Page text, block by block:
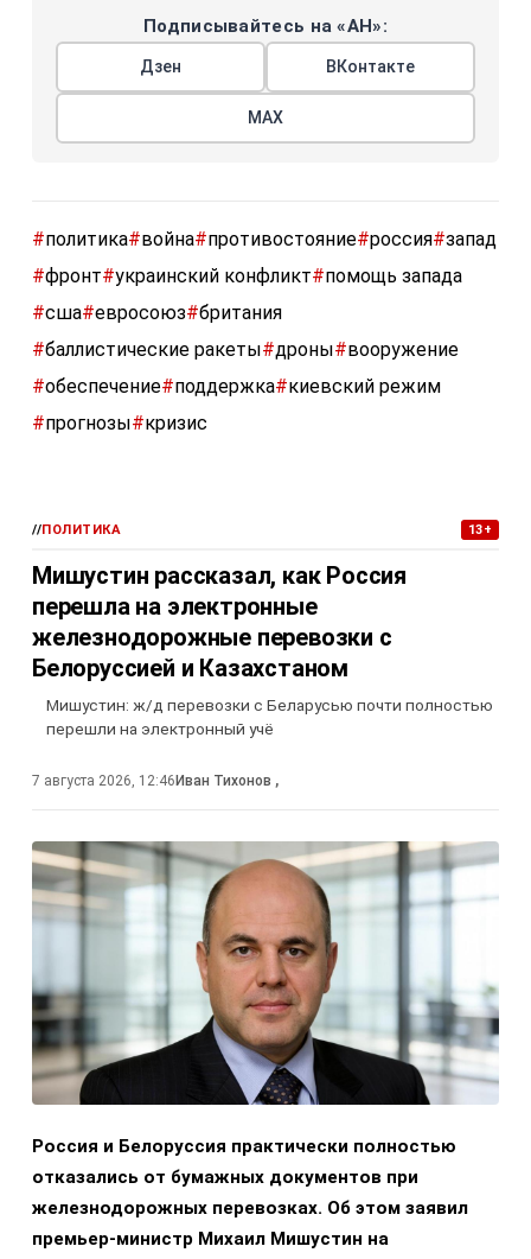
Подписывайтесь на «АН»:
Дзен ВКонтакте
МАХ
#политика#война#противостояние#россия#запад
#фронт#украинский конфликт#помощь запада
#сша#евросоюз#британия
#баллистические ракеты#дроны#вооружение
#обеспечение#поддержка#киевский режим
#прогнозы#кризис
//ПОЛИТИКА 13+
Мишустин рассказал, как Россия
перешла на электронные
железнодорожные перевозки с
Белоруссией и Казахстаном
Мишустин: ж/д перевозки с Беларусью почти полностью
перешли на электронный учё
7 августа 2026, 12:46 Иван Тихонов ,
Россия и Белоруссия практически полностью
отказались от бумажных документов при
железнодорожных перевозках. Об этом заявил
премьер-министр Михаил Мишустин на